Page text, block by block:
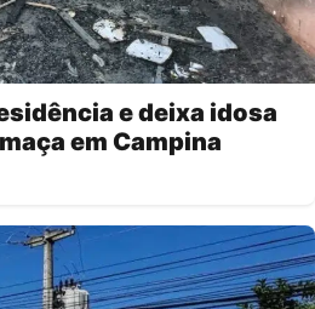
e deixa idosa
em Campina